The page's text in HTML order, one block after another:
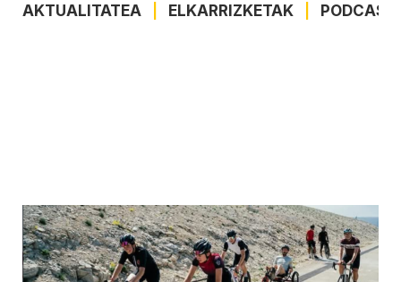
AKTUALITATEA ELKARRIZKETAK